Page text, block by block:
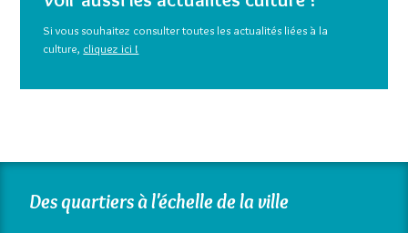
Si vous souhaitez consulter toutes les actualités liées à la
culture, cliquez ici !
Des quartiers à l'échelle de la ville